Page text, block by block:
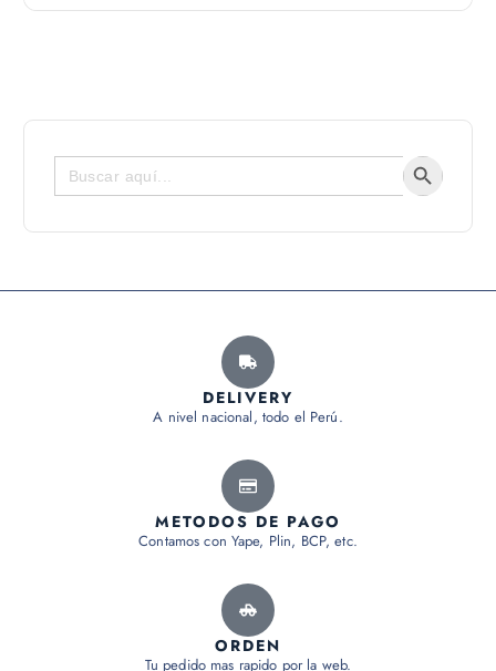
Buscar: Botón de
DELIVERY
A nivel nacional, todo el Perú.
METODOS DE PAGO
Contamos con Yape, Plin, BCP, etc.
ORDEN
Tu pedido mas rapido por la web.